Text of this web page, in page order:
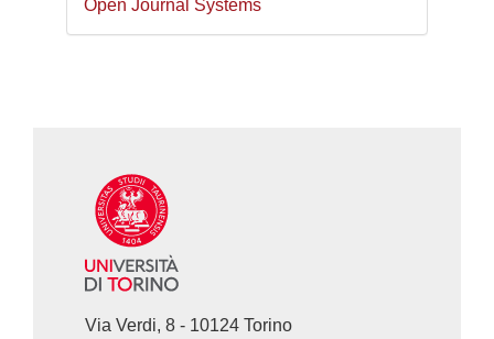
a
Open Journal Systems
Via Verdi, 8 - 10124 Torino